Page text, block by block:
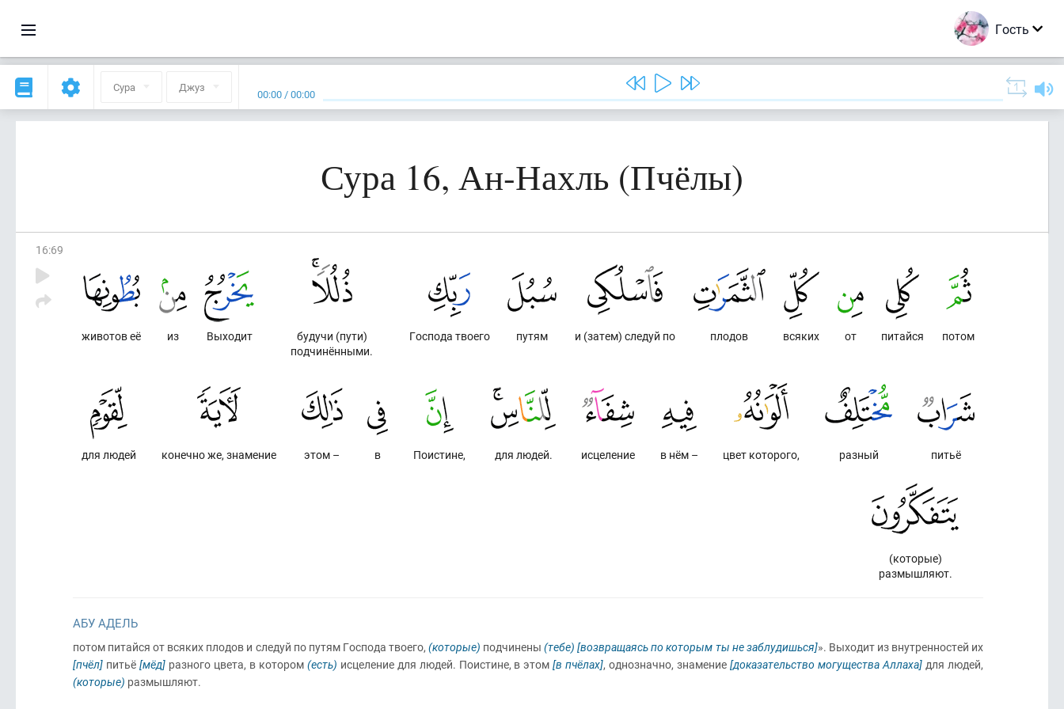
Гость
Сура Джуз 00:00 /00:00
Сура 16, Ан-Нахль (Пчёлы)
16:69
потом
питайся
от
всяких
плодов
и (затем) следуй по
путям
Господа твоего
будучи (пути)
подчинёнными.
Выходит
из
животов её
питьё
разный
цвет которого,
в нём –
исцеление
для людей.
Поистине,
в
этом –
конечно же, знамение
для людей
(которые)
размышляют.
АБУ АДЕЛЬ
потом питайся от всяких плодов и следуй по путям Господа твоего, (которые) подчинены(тебе) [возвращаясь по которым ты не заблудишься]». Выходит из внутренностей их
[пчёл] питьё [мёд]разного цвета, в котором (есть) исцеление для людей. Поистине, в этом[в пчёлах], однозначно, знамение[доказательство могущества Аллаха] для людей,
(которые) размышляют.